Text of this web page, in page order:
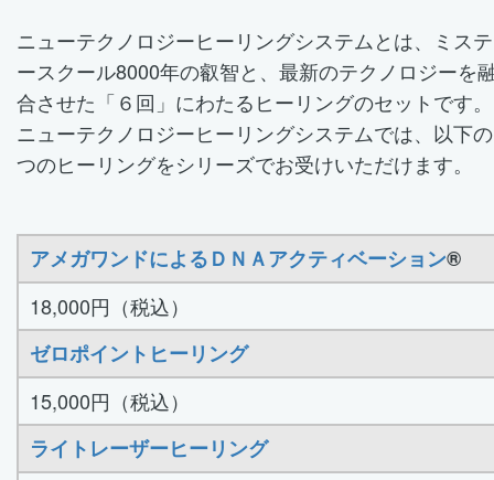
ニューテクノロジーヒーリングシステムとは、ミス
ースクール8000年の叡智と、最新のテクノロジーを
合させた「６回」にわたるヒーリングのセットです。
ニューテクノロジーヒーリングシステムでは、以下
つのヒーリングをシリーズでお受けいただけます。
アメガワンドによるＤＮＡアクティベーション®
18,000円（税込）
ゼロポイントヒーリング
15,000円（税込）
ライトレーザーヒーリング